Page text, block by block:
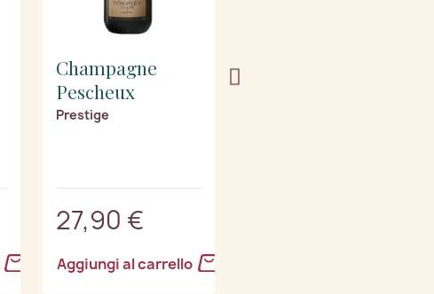
Champagne
Pescheux
Prestige
27,90 €
Aggiungi al carrello